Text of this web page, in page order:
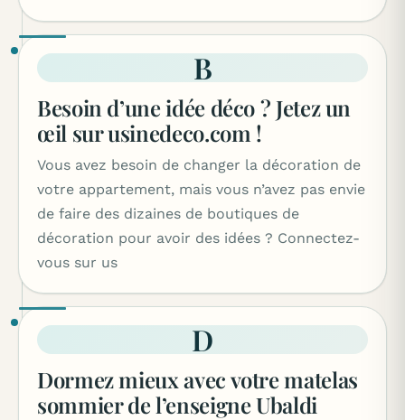
B
Besoin d’une idée déco ? Jetez un
œil sur usinedeco.com !
Vous avez besoin de changer la décoration de
votre appartement, mais vous n’avez pas envie
de faire des dizaines de boutiques de
décoration pour avoir des idées ? Connectez-
vous sur us
D
Dormez mieux avec votre matelas
sommier de l’enseigne Ubaldi